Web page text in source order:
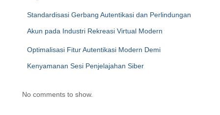
Standardisasi Gerbang Autentikasi dan Perlindungan
Akun pada Industri Rekreasi Virtual Modern
Optimalisasi Fitur Autentikasi Modern Demi
Kenyamanan Sesi Penjelajahan Siber
No comments to show.